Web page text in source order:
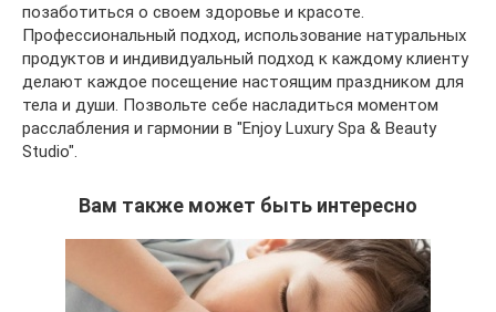
позаботиться о своем здоровье и красоте.
Профессиональный подход, использование натуральных
продуктов и индивидуальный подход к каждому клиенту
делают каждое посещение настоящим праздником для
тела и души. Позвольте себе насладиться моментом
расслабления и гармонии в "Enjoy Luxury Spa & Beauty
Studio".
Вам также может быть интересно